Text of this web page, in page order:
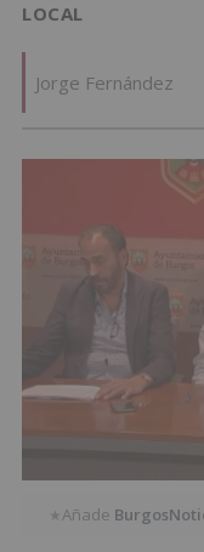
LOCAL
Jorge Fernández
★Añade